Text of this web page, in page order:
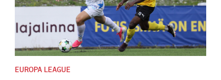
EUROPA LEAGUE